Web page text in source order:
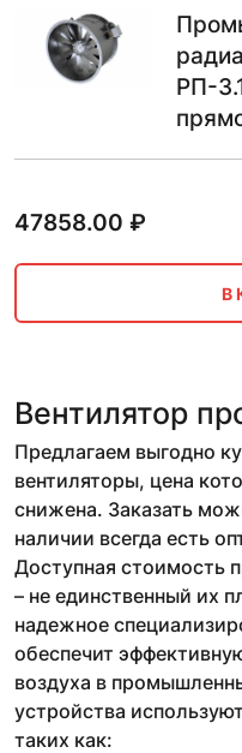
РП-
47858.00 ₽
В
Вентилятор
Предлагаем выгодно
вентиляторы, цена
снижена. Заказать
наличии всегда есть
Доступная стоимость
– не единственный их
надежное
обеспечит
воздуха в
устройства
таких как: